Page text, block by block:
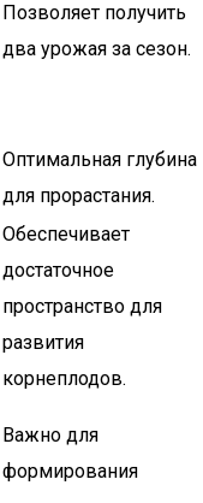
Позволяет получить
два урожая за сезон.
Оптимальная глубина
для прорастания.
Обеспечивает
достаточное
пространство для
развития
корнеплодов.
Важно для
формирования